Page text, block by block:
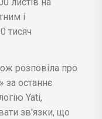
листів на
і
тисяч
розповіла про
за останнє
Yati,
зв'язки, що